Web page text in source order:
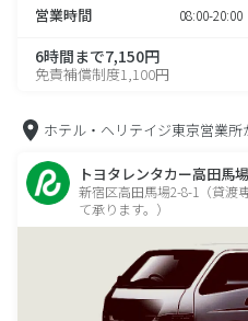
営業時間 08:00-20:00
6時間まで7,150円
免責補償制度1,100円
ホテル・ヘリテイジ東京営業所
トヨタレンタカー高田馬場
新宿区高田馬場2-8-1（貸渡
て承ります。）